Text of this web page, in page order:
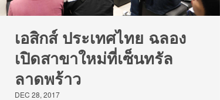
เอสิกส์ ประเทศไทย ฉลอง
เปิดสาขาใหม่ที่เซ็นทรัล
ลาดพร้าว
DEC 28, 2017